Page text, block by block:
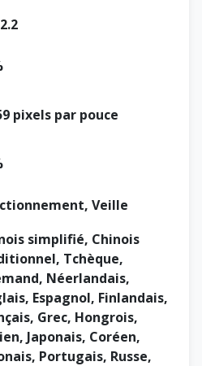
pixels par pouce
Veille
simplifié, Chinois
Tchèque,
Néerlandais,
Espagnol, Finlandais,
Grec, Hongrois,
Japonais, Coréen,
Portugais, Russe,